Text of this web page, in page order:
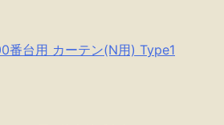
台用 カーテン(N用) Type1